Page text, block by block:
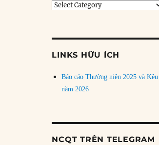
Tìm
LINKS HỮU ÍCH
Báo cáo Thường niên 2025 và
năm 2026
NCQT TRÊN TELEGRAM